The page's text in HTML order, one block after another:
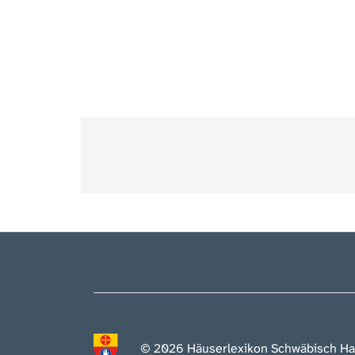
© 2026 Häuserlexikon Schwäbisch